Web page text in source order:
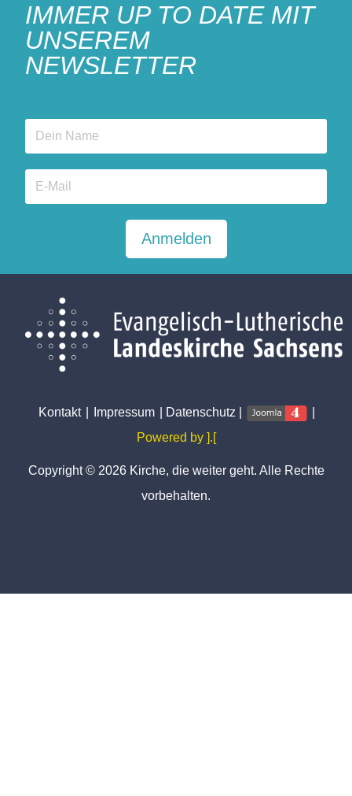
IMMER UP TO DATE MIT
UNSEREM
NEWSLETTER
Anmelden
Kontakt Impressum Datenschutz
Powered by ].[
Copyright © 2026 Kirche, die weiter geht. Alle Rechte
vorbehalten.